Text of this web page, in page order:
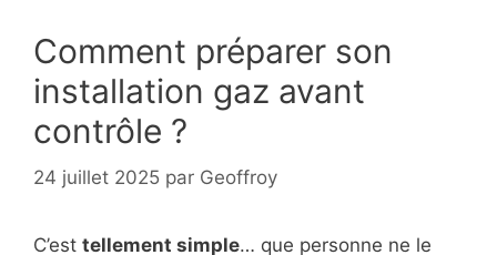
Comment préparer son
installation gaz avant
contrôle ?
24 juillet 2025 par Geoffroy
C’est tellement simple… que personne ne le